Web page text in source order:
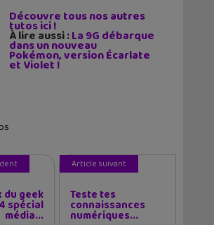
Découvre tous nos autres
tutos ici !
À lire aussi :La 9G débarque
dans un nouveau
Pokémon, version Écarlate
et Violet !
du geek
spécial
média...
Article suivant
Teste tes
connaissances
numériques...